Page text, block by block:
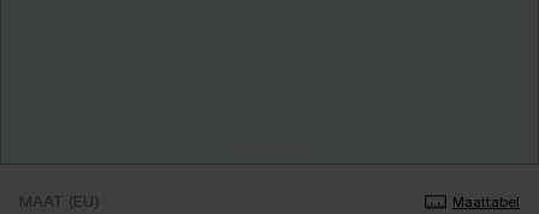
MAAT (EU) Maattabel